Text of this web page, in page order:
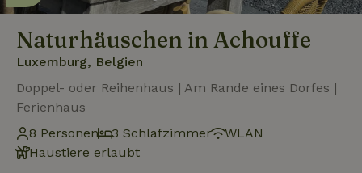
Naturhäuschen in Achouffe
Luxemburg, Belgien
Doppel- oder Reihenhaus | Am Rande eines Dorfes |
Ferienhaus
8 Personen
3 Schlafzimmer
WLAN
Haustiere erlaubt